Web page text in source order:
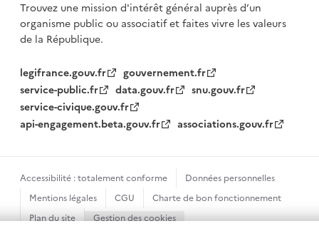
Trouvez une mission d'intérêt général auprès d’un
organisme publicou associatif et faites vivre les valeurs
de la République.
legifrance.gouv.fr
gouvernement.fr
service-public.fr
data.gouv.fr
snu.gouv.fr
service-civique.gouv.fr
api-engagement.beta.gouv.fr
associations.gouv.fr
Accessibilité : totalement conforme
Données personnelles
Mentions légales
CGU
Charte de bon fonctionnement
Plan du site
Gestion des cookies